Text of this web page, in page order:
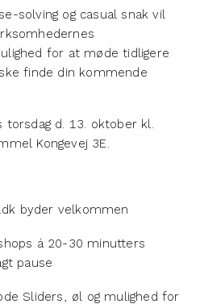
solving og casual snak vil
for at møde tidligere
finde din kommende
d. 13. oktober kl.
Kongevej 3E.
byder velkommen
á 20-30 minutters
pause
Sliders, øl og mulighed for